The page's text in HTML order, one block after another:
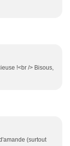
!<br /> Bisous,
(surtout